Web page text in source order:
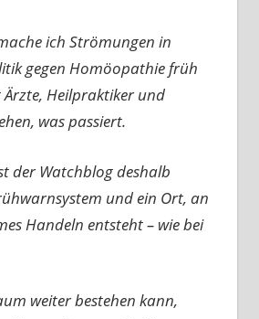
ich Strömungen in
gegen Homöopathie früh
Heilpraktiker und
was passiert.
der Watchblog deshalb
und ein Ort, an
Handeln entsteht – wie bei
weiter bestehen kann,